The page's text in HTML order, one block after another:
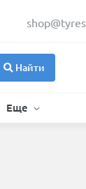
Найти
Еще